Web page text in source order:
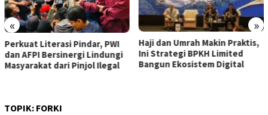
« »
Haji dan Umrah Makin Praktis,
Ini Strategi BPKH Limited
Bangun Ekosistem Digital
Dari Beringharjo hingga
Bekalista, Dua Kunjungan
Purbaya yang Disambut
TOPIK: FORKI